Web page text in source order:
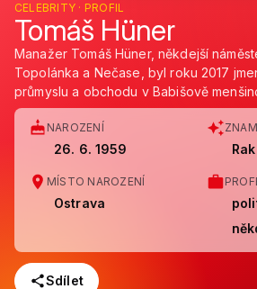
CELEBRITY · PROFIL
Tomáš Hüner
Manažer Tomáš Hüner, někdejší
Topolánka a Nečase, byl roku 2017
průmyslu a obchodu v Babišově
NAROZENÍ
26. 6. 1959 Rak
MÍSTO NAROZENÍ
Ostrava
Sdílet